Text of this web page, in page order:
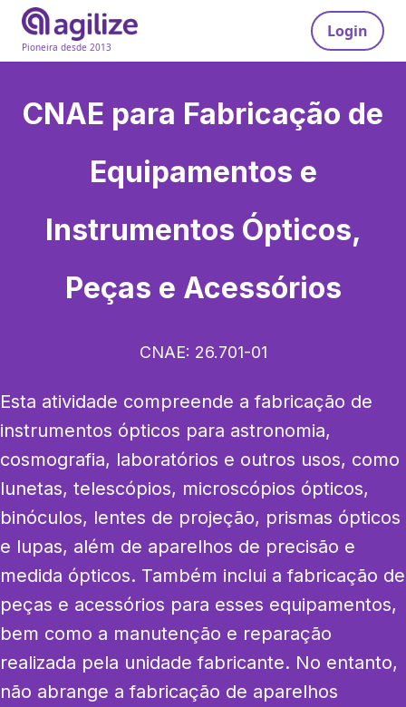
Pioneira desde 2013
Login
CNAE para Fabricação de
Equipamentos e
Instrumentos Ópticos,
Peças e Acessórios
CNAE: 26.701-01
Esta atividade compreende a fabricação de
instrumentos ópticos para astronomia,
cosmografia, laboratórios e outros usos, como
lunetas, telescópios, microscópios ópticos,
binóculos, lentes de projeção, prismas ópticos
e lupas, além de aparelhos de precisão e
medida ópticos. Também inclui a fabricação de
peças e acessórios para esses equipamentos,
bem como a manutenção e reparação
realizada pela unidade fabricante. No entanto,
não abrange a fabricação de aparelhos